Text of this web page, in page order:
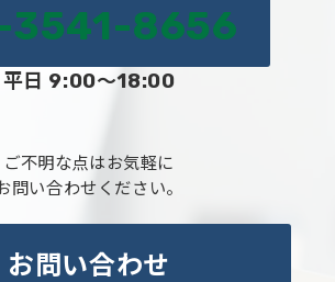
3541-8656
平日 9:00～18:00
ご不明な点はお気軽に
問い合わせください。
お問い合わせ